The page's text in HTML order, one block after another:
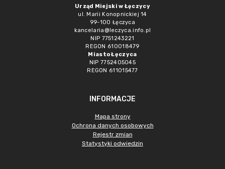
Urząd Miejski w Łęczycy
ul. Marii Konopnickiej 14
99-100 Łęczyca
kancelaria@leczyca.info.pl
NIP 7751243221
REGON 610018479
Miasto Łęczyca
NIP 7752405045
REGON 611015477
INFORMACJE
Mapa strony
Ochrona danych osobowych
Rejestr zmian
Statystyki odwiedzin